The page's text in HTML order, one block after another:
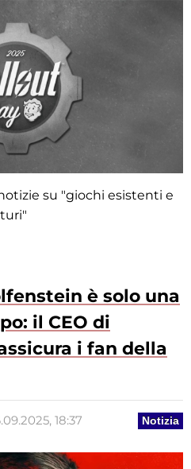
su "giochi esistenti e
è solo una
il CEO di
i fan della
Notizia
18:37